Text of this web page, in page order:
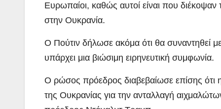
Ευρωπαίοι, καθώς αυτοί είναι που
στην Ουκρανία.
Ο Πούτιν δήλωσε ακόμα ότι θα συναντηθεί
υπάρχει μια βιώσιμη ειρηνευτική συμφωνία.
Ο ρώσος πρόεδρος διαβεβαίωσε επίσης ότι
της Ουκρανίας για την ανταλλαγή